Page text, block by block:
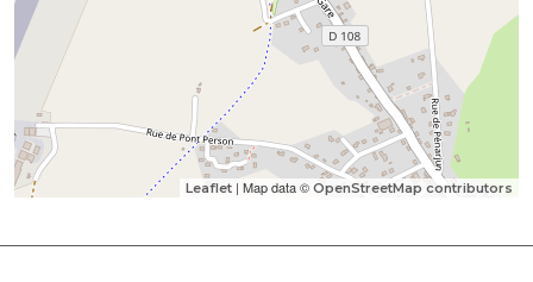
Leaflet | Map data © OpenStreetMap contributors